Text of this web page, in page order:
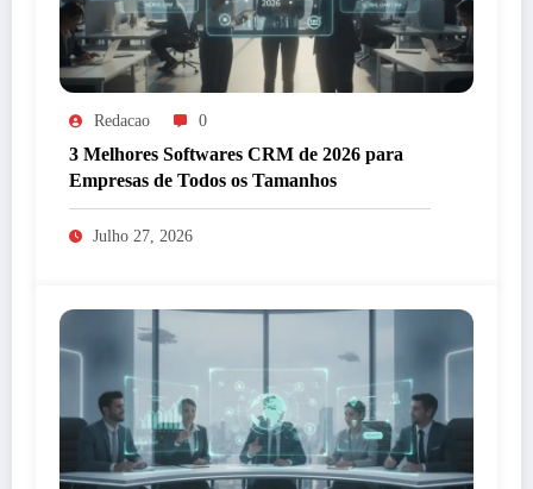
Redacao 0
3 Melhores Softwares CRM de 2026 para
Empresas de Todos os Tamanhos
Julho 27, 2026